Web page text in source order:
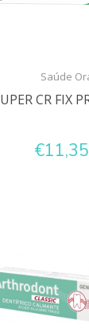
Saúde
CR FIX
€11,35